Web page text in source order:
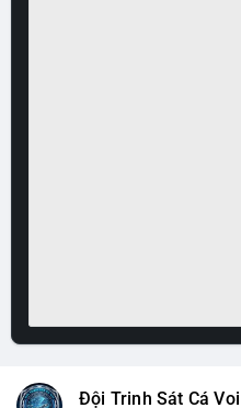
Đội Trinh Sát Cá Voi